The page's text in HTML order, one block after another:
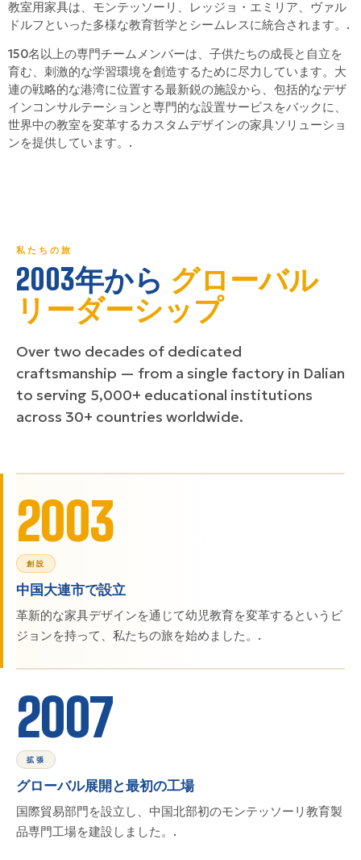
教室用家具は、モンテッソーリ、レッジョ・エミリア、ヴァル
ドルフといった多様な教育哲学とシームレスに統合されます。.
150名以上の専門チームメンバーは、子供たちの成長と自立を
育む、刺激的な学習環境を創造するために尽力しています。大
連の戦略的な港湾に位置する最新鋭の施設から、包括的なデザ
インコンサルテーションと専門的な設置サービスをバックに、
世界中の教室を変革するカスタムデザインの家具ソリューショ
ンを提供しています。.
私たちの旅
2003年から グローバル
リーダーシップ
Over two decades of dedicated
craftsmanship — from a single factory in Dalian
to serving 5,000+ educational institutions
across 30+ countries worldwide.
2003
創設
中国大連市で設立
革新的な家具デザインを通じて幼児教育を変革するというビ
ジョンを持って、私たちの旅を始めました。.
2007
拡張
グローバル展開と最初の工場
国際貿易部門を設立し、中国北部初のモンテッソーリ教育製
品専門工場を建設しました。.